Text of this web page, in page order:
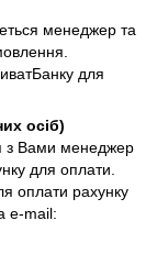
менеджер та
для
осіб)
з Вами менеджер
для оплати.
оплати рахунку
e-mail: